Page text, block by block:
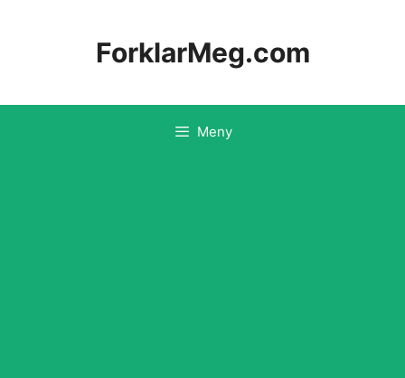
ForklarMeg.com
Meny